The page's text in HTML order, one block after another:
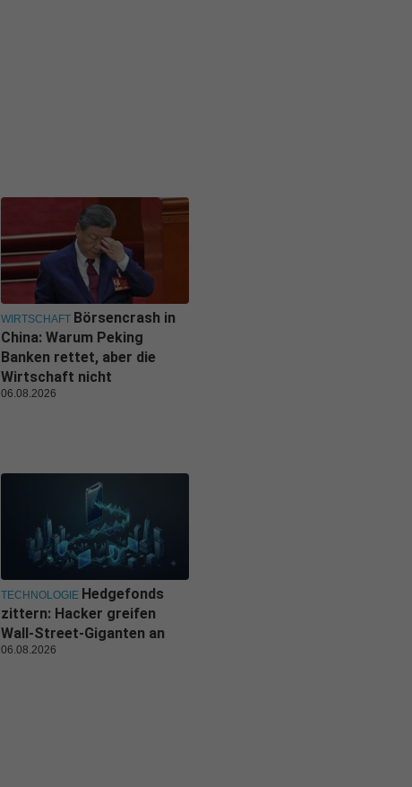
WIRTSCHAFT Börsencrash in
China: Warum Peking
Banken rettet, aber die
Wirtschaft nicht
06.08.2026
TECHNOLOGIE Hedgefonds
zittern: Hacker greifen
Wall-Street-Giganten an
06.08.2026